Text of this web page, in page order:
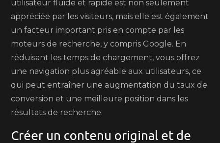
utilisateur fluide et rapide est non seulement
appréciée par les visiteurs, mais elle est également
un facteur important pris en compte par les
moteurs de recherche, y compris Google. En
réduisant les temps de chargement, vous offrez
une navigation plus agréable aux utilisateurs, ce
qui peut entraîner une augmentation du taux de
conversion et une meilleure position dans les
résultats de recherche.
Créer un contenu original et de